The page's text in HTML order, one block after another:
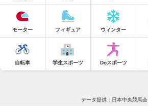
モーター フィギュア ウィンター
自転車 学生スポーツ Doスポーツ
データ提供：日本中央競馬会